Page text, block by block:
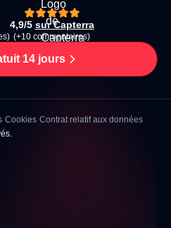
4,9/5 sur Capterra
(+10 commentaires)
14 jours
Cookies Contrat relatif aux données